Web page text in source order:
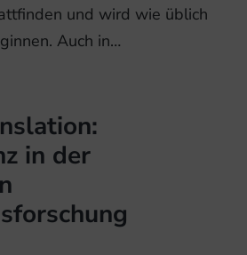
und wird wie üblich
Auch in…
in der